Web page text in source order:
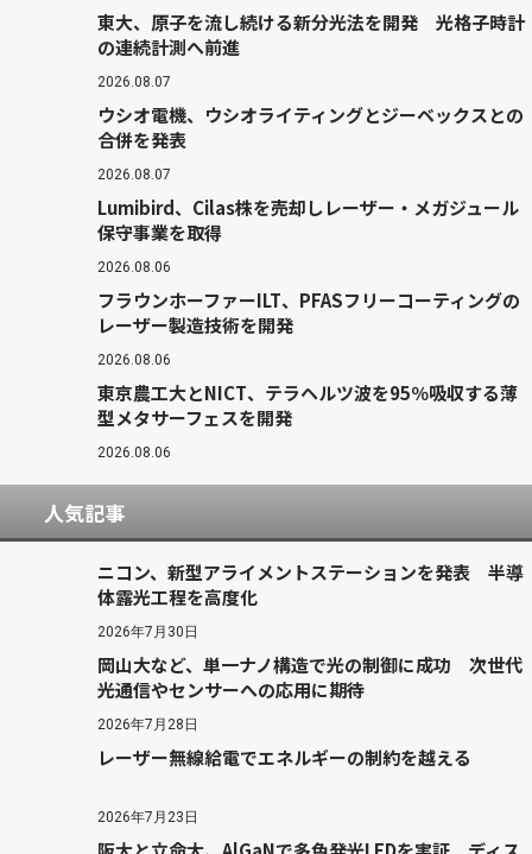
東大、原子を流し続ける新分光法を開発 光格子時計
の連続計測へ前進
2026.08.07
ウシオ電機、ウシオライティングとジーベックスとの
合併を発表
2026.08.07
Lumibird、Cilas株を売却しレーザー・メガジュール
保守事業を取得
2026.08.06
フラウンホーファーILT、PFASフリーコーティングの
レーザー製造技術を開発
2026.08.06
東京農工大とNICT、テラヘルツ波を95％吸収する薄
型メタサーフェスを開発
2026.08.06
人気記事
ニコン、新型アライメントステーションを発表 半導
体露光工程を高度化
2026年7月30日
岡山大など、単一ナノ構造で光の制御に成功 次世代
光通信やセンサーへの応用に期待
2026年7月28日
レーザー無線給電でエネルギーの制約を越える
2026年7月23日